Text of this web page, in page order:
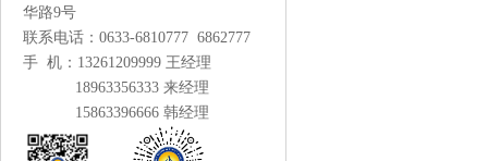
华路9号
联系电话：0633-6810777 6862777
手 机：13261209999 王经理
18963356333 来经理
15863396666 韩经理